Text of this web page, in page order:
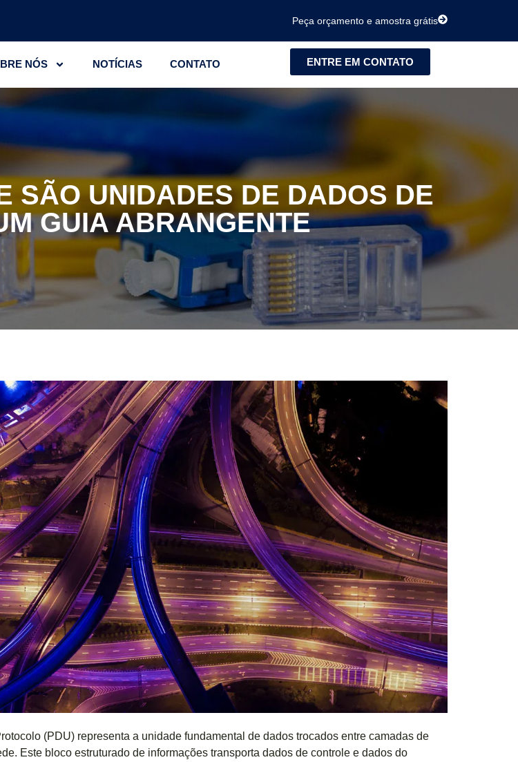
Peça orçamento e amostra grátis
NÓS NOTÍCIAS CONTATO ENTRE EM CONTATO
SÃO UNIDADES DE DADOS DE
GUIA ABRANGENTE
(PDU) representa a unidade fundamental de dados trocados entre camadas de
Este bloco estruturado de informações transporta dados de controle e dados do